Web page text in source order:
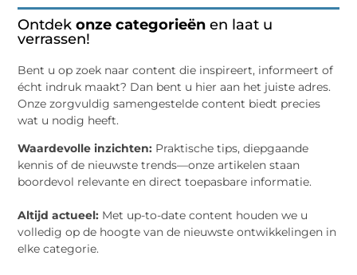
Ontdek onze categorieën en laat u
verrassen!
Bent u op zoek naar content die inspireert, informeert of
écht indruk maakt? Dan bent u hier aan het juiste adres.
Onze zorgvuldig samengestelde content biedt precies
wat u nodig heeft.
Waardevolle inzichten: Praktische tips, diepgaande
kennis of de nieuwste trends—onze artikelen staan
boordevol relevante en direct toepasbare informatie.
Altijd actueel: Met up-to-date content houden we u
volledig op de hoogte van de nieuwste ontwikkelingen in
elke categorie.